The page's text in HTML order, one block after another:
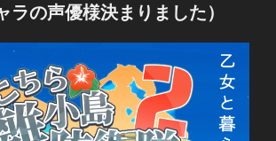
ラの声優様決まりました）